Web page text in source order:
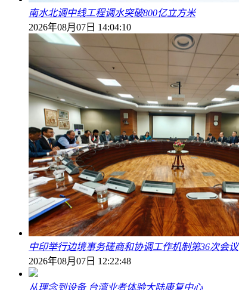
南水北调中线工程调水突破800亿立方米
2026年08月07日 14:04:10
中印举行边境事务磋商和协调工作机制第36次会议
2026年08月07日 12:22:48
从理念到设备 台湾业者体验大陆康复中心